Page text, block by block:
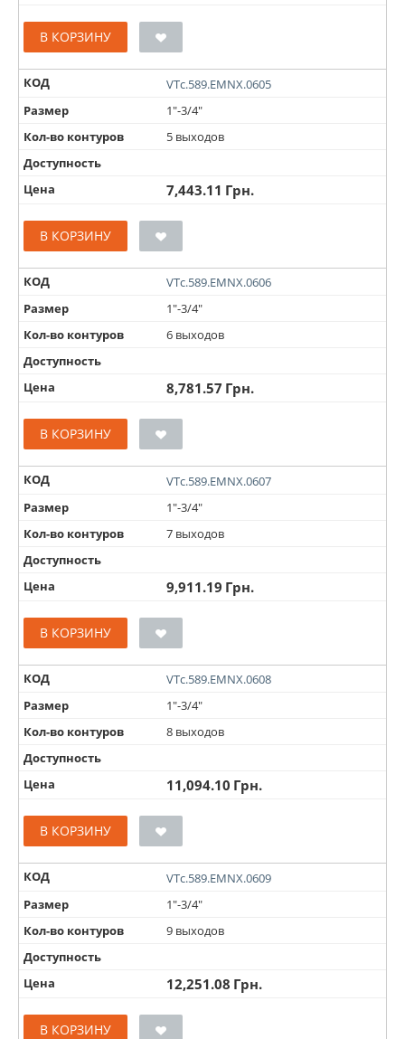
В КОРЗИНУ
КОД
VTc.589.EMNX.0605
Размер
1"-3/4"
Кол-во контуров
5 выходов
Доступность
Цена
7,443.11 Грн.
В КОРЗИНУ
КОД
VTc.589.EMNX.0606
Размер
1"-3/4"
Кол-во контуров
6 выходов
Доступность
Цена
8,781.57 Грн.
В КОРЗИНУ
КОД
VTc.589.EMNX.0607
Размер
1"-3/4"
Кол-во контуров
7 выходов
Доступность
Цена
9,911.19 Грн.
В КОРЗИНУ
КОД
VTc.589.EMNX.0608
Размер
1"-3/4"
Кол-во контуров
8 выходов
Доступность
Цена
11,094.10 Грн.
В КОРЗИНУ
КОД
VTc.589.EMNX.0609
Размер
1"-3/4"
Кол-во контуров
9 выходов
Доступность
Цена
12,251.08 Грн.
В КОРЗИНУ